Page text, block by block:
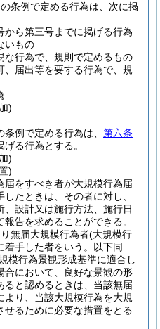
条例で定める行為は、次に掲
から第三号までに掲げる行為
いもの
な行為で、規則で定めるもの
、届出等を要する行為で、規
)
例で定める行為は、 第六条
げる行為とする。
)
)
届をすべき者が大規模行為届
たときは、その者に対し、
設計又は施行方法、施行日
告を求めることができる。
無届大規模行為者(大規模行
手した者をいう。以下同
模行為景観形成基準に適合し
合において、良好な景観の形
ると認めるときは、当該無届
り、当該大規模行為を大規
るために必要な措置をとる